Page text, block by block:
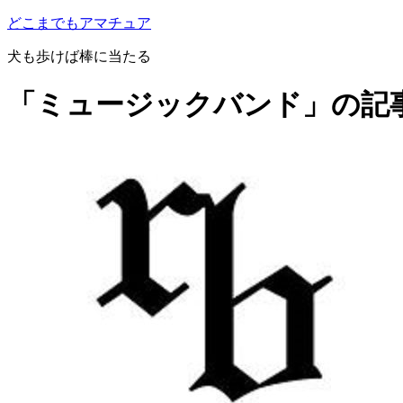
どこまでもアマチュア
犬も歩けば棒に当たる
「ミュージックバンド」の記